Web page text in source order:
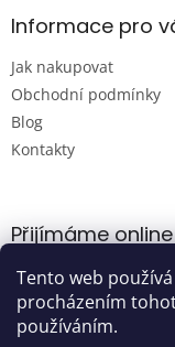
Tento web
procházením
používáním.
Informace pro
Jak nakupovat
Obchodní podmínky
Blog
Kontakty
Přijímáme